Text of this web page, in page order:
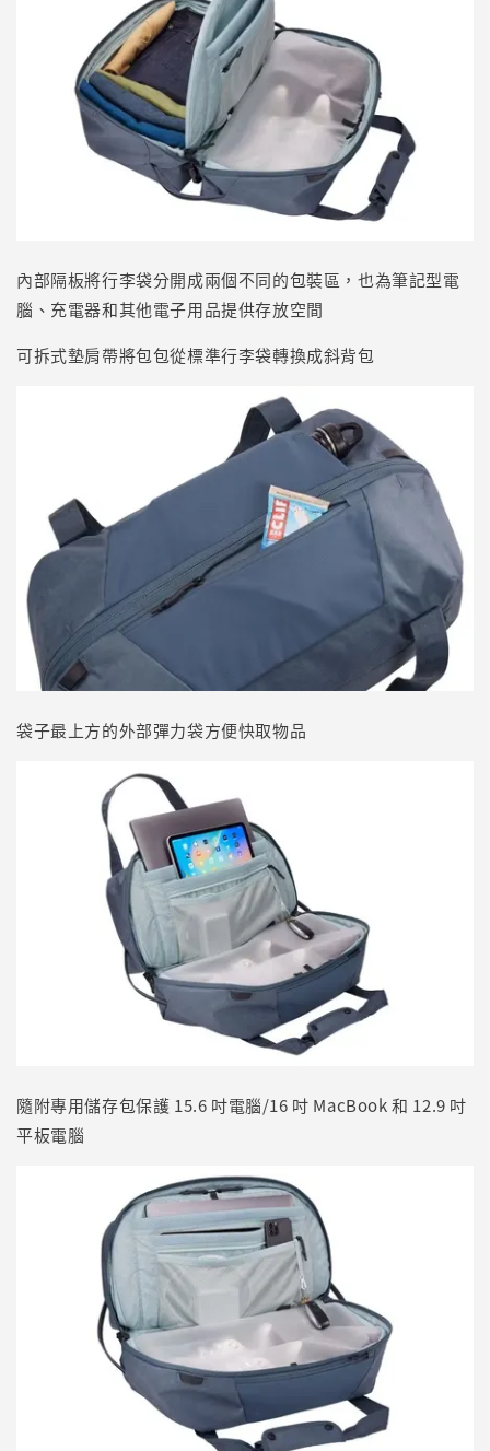
內部隔板將行李袋分開成兩個不同的包裝區，也為筆記型電
腦、充電器和其他電子用品提供存放空間
可拆式墊肩帶將包包從標準行李袋轉換成斜背包
袋子最上方的外部彈力袋方便快取物品
隨附專用儲存包保護 15.6 吋電腦/16 吋 MacBook 和 12.9 吋
平板電腦